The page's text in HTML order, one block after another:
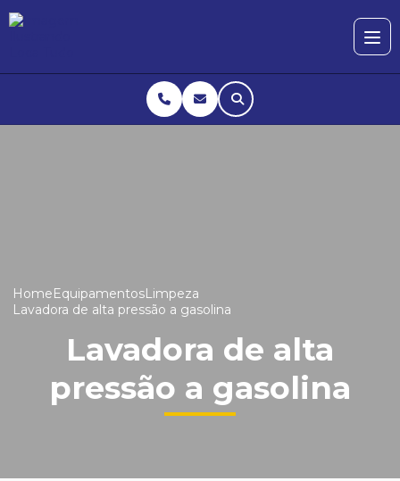
HomeEquipamentosLimpeza
Lavadora de alta pressão a gasolina
Lavadora de alta
pressão a gasolina